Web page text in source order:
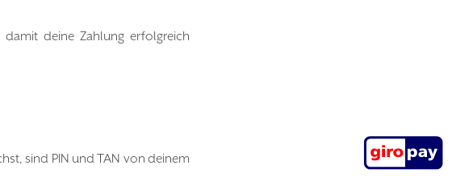
deine Zahlung erfolgreich
sind PIN und TAN von deinem